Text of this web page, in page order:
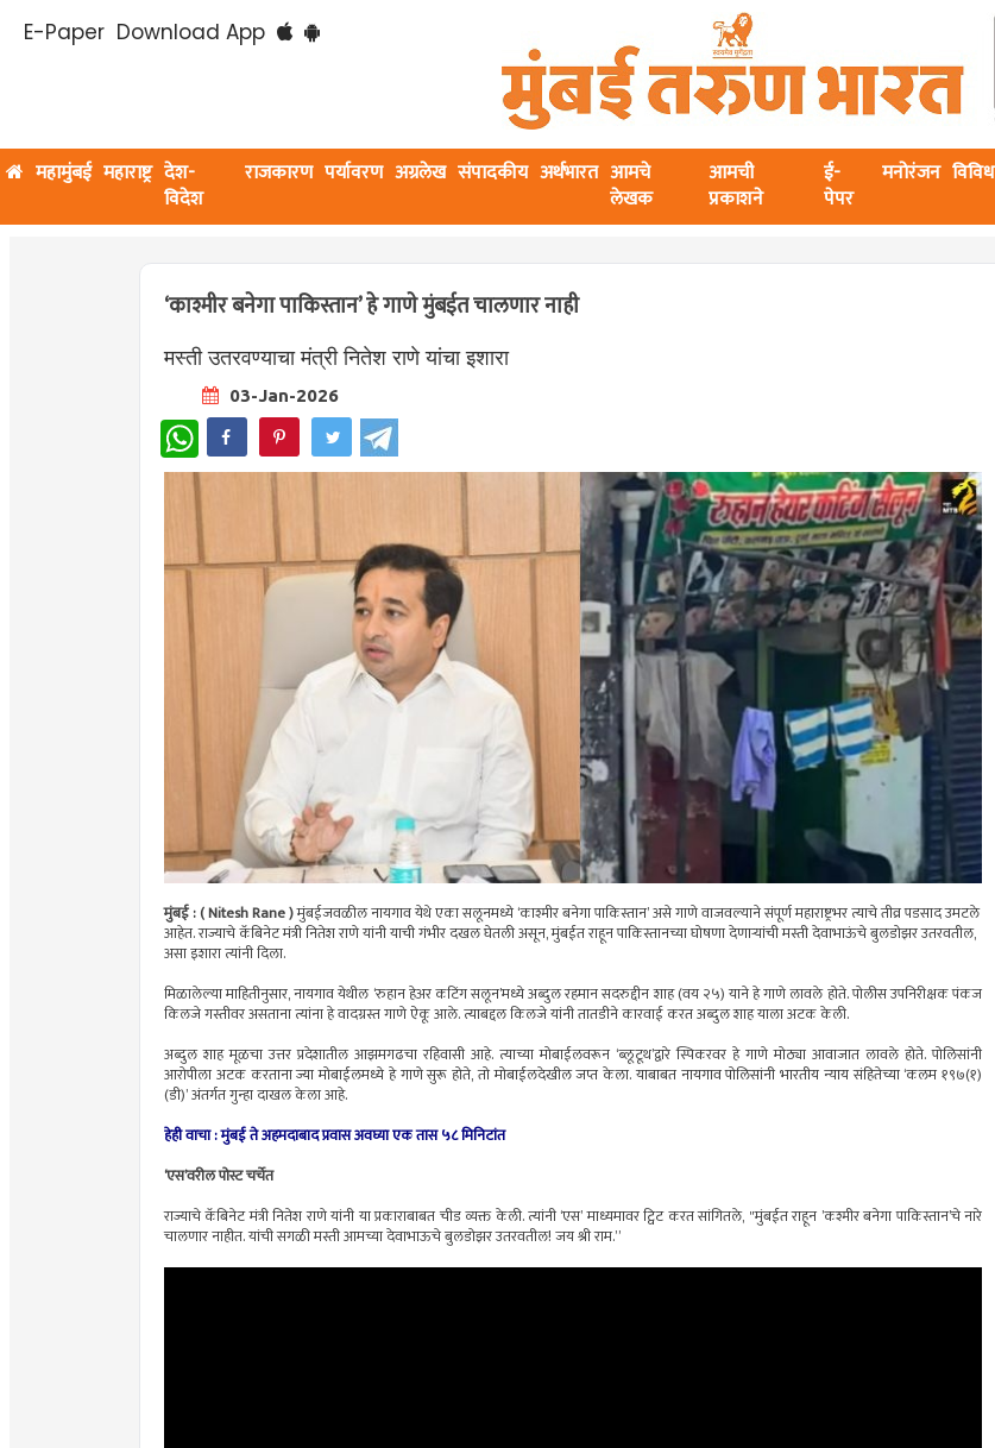
E-Paper Download App
महामुंबई महाराष्ट्र देश-
विदेश
राजकारण पर्यावरण अग्रलेख संपादकीय अर्थभारत आमचे
लेखक
आमची
प्रकाशने
ई-
पेपर
मनोरंजन विविध
‘काश्मीर बनेगा पाकिस्तान’ हे गाणे मुंबईत चालणार नाही
मस्ती उतरवण्याचा मंत्री नितेश राणे यांचा इशारा
03-Jan-2026
WhatsApp
मुंबई : ( Nitesh Rane )मुंबईजवळील नायगाव येथे एका सलूनमध्ये ‘काश्मीर बनेगा पाकिस्तान’ असे गाणे वाजवल्याने संपूर्ण महाराष्ट्रभर त्याचे तीव्र पडसाद उमटले
आहेत. राज्याचे कॅबिनेट मंत्री नितेश राणे यांनी याची गंभीर दखल घेतली असून, मुंबईत राहून पाकिस्तानच्या घोषणा देणार्‍यांची मस्ती देवाभाऊंचे बुलडोझर उतरवतील,
असा इशारा त्यांनी दिला.
मिळालेल्या माहितीनुसार, नायगाव येथील ‘रुहान हेअर कटिंग सलून’मध्ये अब्दुल रहमान सदरुद्दीन शाह (वय २५) याने हे गाणे लावले होते. पोलीस उपनिरीक्षक पंकज
किलजे गस्तीवर असताना त्यांना हे वादग्रस्त गाणे ऐकू आले. त्याबद्दल किलजे यांनी तातडीने कारवाई करत अब्दुल शाह याला अटक केली.
अब्दुल शाह मूळचा उत्तर प्रदेशातील आझमगढचा रहिवासी आहे. त्याच्या मोबाईलवरून ‘ब्लूटूथ’द्वारे स्पिकरवर हे गाणे मोठ्या आवाजात लावले होते. पोलिसांनी
आरोपीला अटक करताना ज्या मोबाईलमध्ये हे गाणे सुरू होते, तो मोबाईलदेखील जप्त केला. याबाबत नायगाव पोलिसांनी भारतीय न्याय संहितेच्या ‘कलम १९७(१)
(डी)’ अंतर्गत गुन्हा दाखल केला आहे.
हेही वाचा :मुंबई ते अहमदाबाद प्रवास अवघ्या एक तास ५८ मिनिटांत
‘एस’वरील पोस्ट चर्चेत
राज्याचे कॅबिनेट मंत्री नितेश राणे यांनी या प्रकाराबाबत चीड व्यक्त केली. त्यांनी ‘एस’ माध्यमावर ट्विट करत सांगितले, "मुंबईत राहून ’कश्मीर बनेगा पाकिस्तान’चे नारे
चालणार नाहीत. यांची सगळी मस्ती आमच्या देवाभाऊचे बुलडोझर उतरवतील! जय श्री राम.”